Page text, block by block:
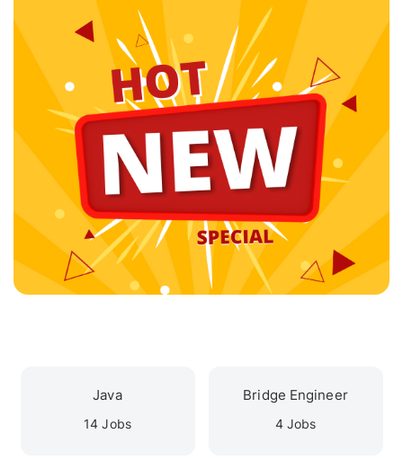
Java
14 Jobs
Bridge Engineer
4 Jobs